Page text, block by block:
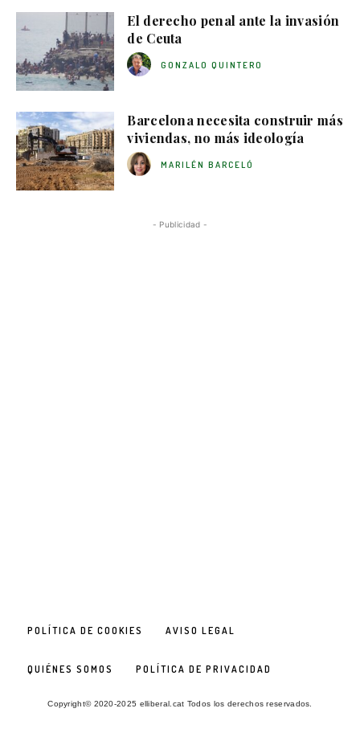
El derecho penal ante la invasión
de Ceuta
GONZALO QUINTERO
Barcelona necesita construir más
viviendas, no más ideología
MARILÉN BARCELÓ
- Publicidad -
POLÍTICA DE COOKIES AVISO LEGAL
QUIÉNES SOMOS POLÍTICA DE PRIVACIDAD
Copyright© 2020-2025 elliberal.cat Todos los derechos reservados.